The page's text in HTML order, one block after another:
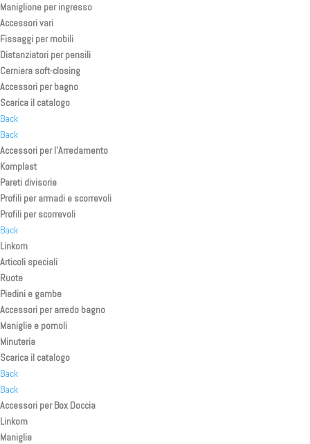
Maniglione per ingresso
Accessori vari
Fissaggi per mobili
Distanziatori per pensili
Cerniera soft-closing
Accessori per bagno
Scarica il catalogo
Back
Back
Accessori per l’Arredamento
Komplast
Pareti divisorie
Profili per armadi e scorrevoli
Profili per scorrevoli
Back
Linkom
Articoli speciali
Ruote
Piedini e gambe
Accessori per arredo bagno
Maniglie e pomoli
Minuteria
Scarica il catalogo
Back
Back
Accessori per Box Doccia
Linkom
Maniglie